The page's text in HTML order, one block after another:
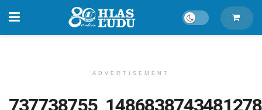
ADVERTISEMENT